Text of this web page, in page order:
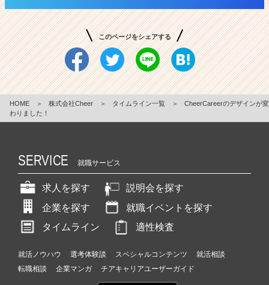
このページをシェアする
HOME ＞ 株式会社Cheer ＞ タイムライン一覧 ＞
CheerCareerのデザインが変
わりました！
SERVICE 就職サービス
求人を探す
説明会を探す
企業を探す
就職イベントを探す
タイムライン
適性検査
就活ノウハウ 選考体験談 スペシャルコンテンツ
就活相談
転職相談
企業マンガ チアキャリアユーザーガイド